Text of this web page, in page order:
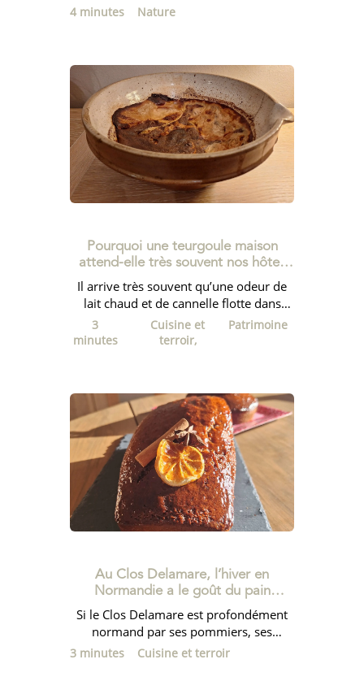
4 minutes Nature
Pourquoi une teurgoule maison
attend-elle très souvent nos hôtes
au Clos Delamare ?
Il arrive très souvent qu’une odeur de
lait chaud et de cannelle flotte dans
notre cuisine pendant des heures…...
3
minutes
Cuisine et
terroir,
Patrimoine
Au Clos Delamare, l’hiver en
Normandie a le goût du pain
Si le Clos Delamare est profondément
normand par ses pommiers, ses
prairies et ses falaises toutes proches, il
3 minutes Cuisine et terroir